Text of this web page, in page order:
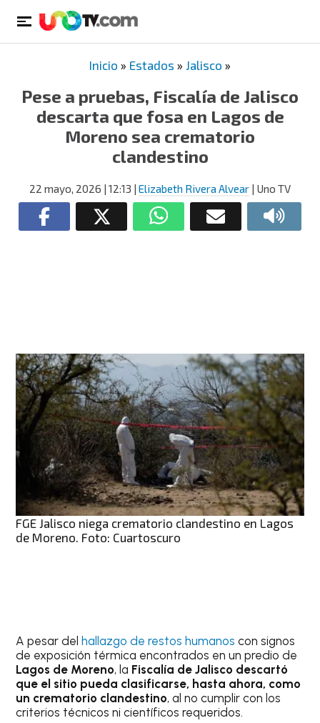
Inicio » Estados » Jalisco »
Pese a pruebas, Fiscalía de Jalisco
descarta que fosa en Lagos de
Moreno sea crematorio
clandestino
22 mayo, 2026 | 12:13 | Elizabeth Rivera Alvear | Uno TV
FGE Jalisco niega crematorio clandestino en Lagos
de Moreno. Foto: Cuartoscuro
A pesar delhallazgo de restos humanos con signos
de exposición térmica encontrados en un predio de
Lagos de Moreno, la Fiscalía de Jalisco descartó
que el sitio pueda clasificarse, hasta ahora, como
un crematorio clandestino, al no cumplir con los
criterios técnicos ni científicos requeridos.